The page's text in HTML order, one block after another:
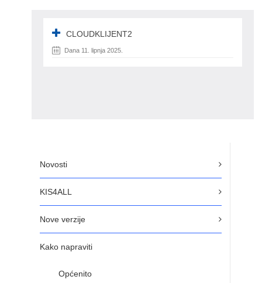
Novosti
KIS4ALL
Nove verzije
Kako napraviti
Općenito
CLOUDKLIJENT2
Dana 11. lipnja 2025.